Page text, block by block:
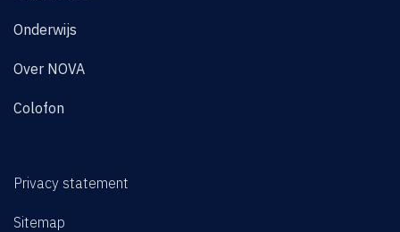
Onderwijs
Over NOVA
Colofon
Privacy statement
Sitemap